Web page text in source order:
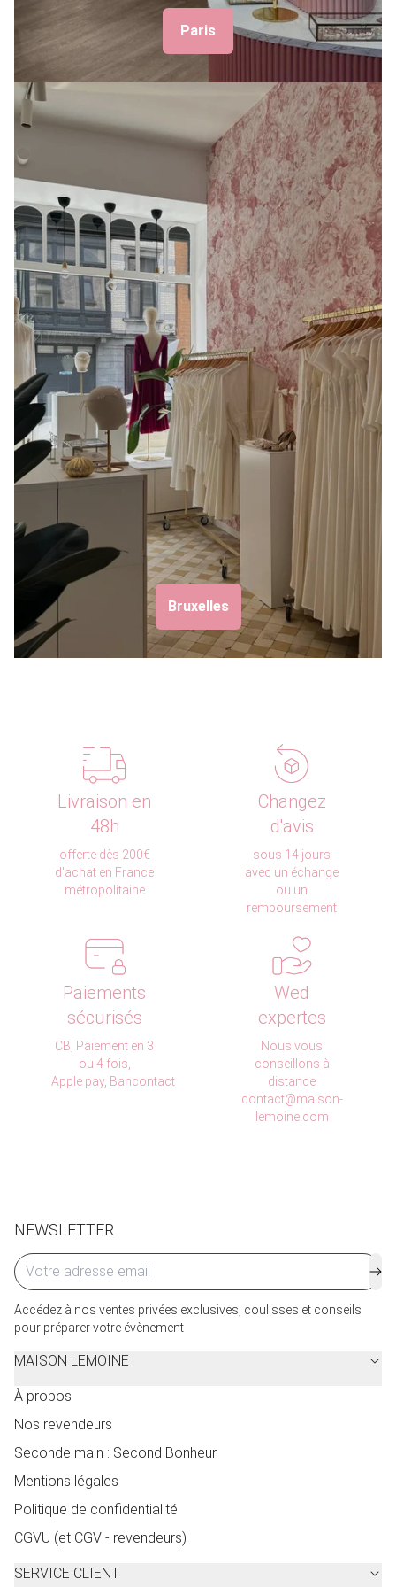
Paris
Bruxelles
Livraison en
48h
offerte dès 200€
d'achat en France
métropolitaine
Changez
d'avis
sous 14 jours
avec un échange
ou un
remboursement
Paiements
sécurisés
CB, Paiement en 3
ou 4 fois,
Apple pay, Bancontact
Wed
expertes
Nous vous
conseillons à
distance
contact@maison-
lemoine.com
NEWSLETTER
Accédez à nos ventes privées exclusives, coulisses et conseils
pour préparer votre évènement
MAISON LEMOINE
À propos
Nos revendeurs
Seconde main : Second Bonheur
Mentions légales
Politique de confidentialité
CGVU (et CGV - revendeurs)
SERVICE CLIENT